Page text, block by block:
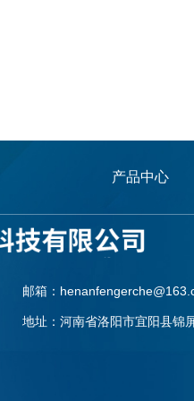
产品中心
邮箱：
地址：河南省洛阳市宜阳县锦